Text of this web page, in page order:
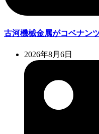
古河機械金属がコベナン
2026年8月6日